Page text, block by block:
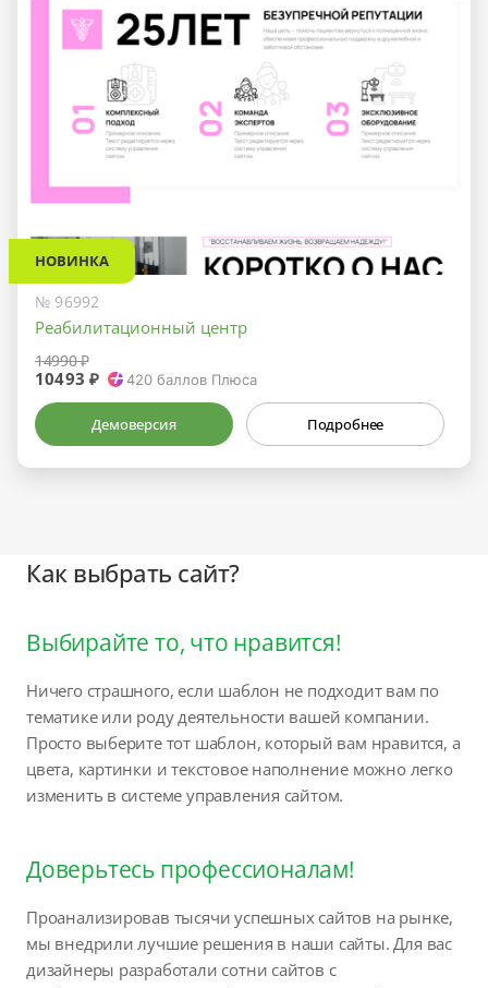
НОВИНКА
№ 96992
Реабилитационный центр
14990 ₽
10493 ₽ 420 баллов Плюса
Демоверсия Подробнее
Как выбрать сайт?
Выбирайте то, что нравится!
Ничего страшного, если шаблон не подходит вам по
тематике или роду деятельности вашей компании.
Просто выберите тот шаблон, который вам нравится, а
цвета, картинки и текстовое наполнение можно легко
изменить в системе управления сайтом.
Доверьтесь профессионалам!
Проанализировав тысячи успешных сайтов на рынке,
мы внедрили лучшие решения в наши сайты. Для вас
дизайнеры разработали сотни сайтов с